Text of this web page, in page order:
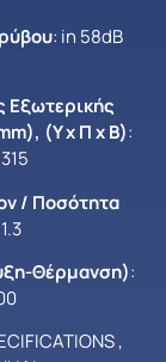
: in 58dB
Εξωτερικής
(Y x Π x Β):
/ Ποσότητα
Θέρμανση):
,